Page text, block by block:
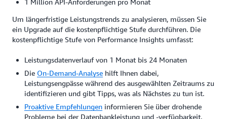
1 Million API-Anforderungen pro Monat
Um längerfristige Leistungstrends zu analysieren, müssen Sie
ein Upgrade auf die kostenpflichtige Stufe durchführen. Die
kostenpflichtige Stufe von Performance Insights umfasst:
Leistungsdatenverlauf von 1 Monat bis 24 Monaten
Die On-Demand-Analyse hilft Ihnen dabei,
Leistungsengpässe während des ausgewählten Zeitraums zu
identifizieren und gibt Tipps, was als Nächstes zu tun ist.
Proaktive Empfehlungen informieren Sie über drohende
Probleme bei der Datenbankleistung und -verfügbarkeit,